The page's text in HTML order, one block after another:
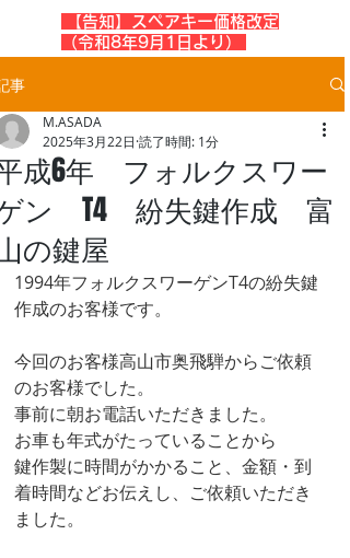
​【告知】スペアキー価格改定
（令和8年9月1日より）
事
成6年 フォルクスワー
ン T4 紛失鍵作成 富
の鍵屋
M.ASADA
2025年3月22日 読了時間: 1分
1994年フォルクスワーゲンT4の紛失鍵
作成のお客様です。
今回のお客様高山市奥飛騨からご依頼
のお客様でした。
事前に朝お電話いただきました。
お車も年式がたっていることから
鍵作製に時間がかかること、金額・到
着時間などお伝えし、ご依頼いただき
ました。